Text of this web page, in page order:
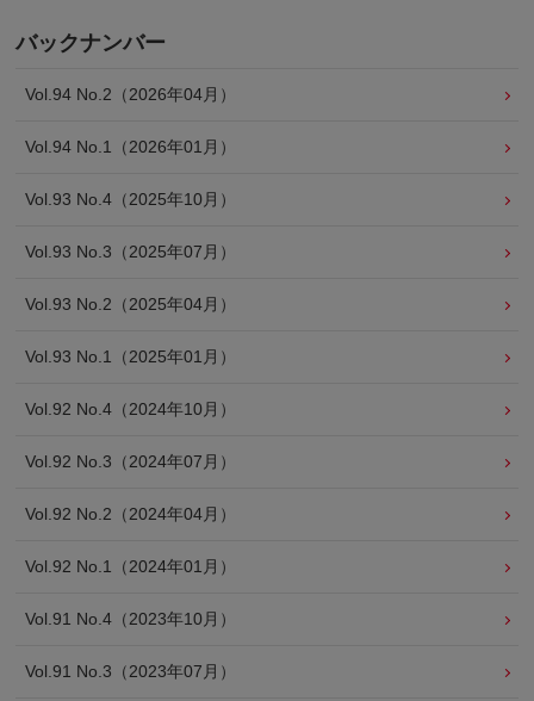
バックナンバー
Vol.94 No.2（2026年04月）
Vol.94 No.1（2026年01月）
Vol.93 No.4（2025年10月）
Vol.93 No.3（2025年07月）
Vol.93 No.2（2025年04月）
Vol.93 No.1（2025年01月）
Vol.92 No.4（2024年10月）
Vol.92 No.3（2024年07月）
Vol.92 No.2（2024年04月）
Vol.92 No.1（2024年01月）
Vol.91 No.4（2023年10月）
Vol.91 No.3（2023年07月）